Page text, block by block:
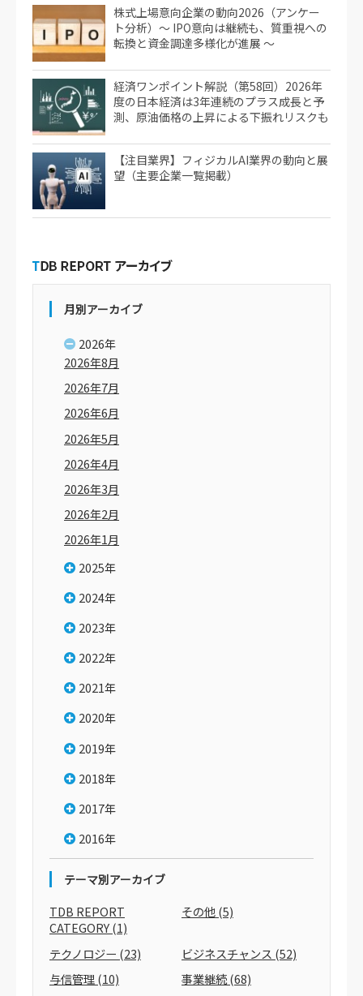
株式上場意向企業の動向2026（アンケー
ト分析）～ IPO意向は継続も、質重視への
転換と資金調達多様化が進展 ～
経済ワンポイント解説（第58回）2026年
度の日本経済は3年連続のプラス成長と予
測、原油価格の上昇による下振れリスクも
【注目業界】フィジカルAI業界の動向と展
望（主要企業一覧掲載）
月別アーカイブ
2026年
2026年8月
2026年7月
2026年6月
2026年5月
2026年4月
2026年3月
2026年2月
2026年1月
2025年
2024年
2023年
2022年
2021年
2020年
2019年
2018年
2017年
2016年
テーマ別アーカイブ
TDB REPORT
CATEGORY(1)
その他(5)
テクノロジー (23) ビジネスチャンス (52)
与信管理(10) 事業継続(68)